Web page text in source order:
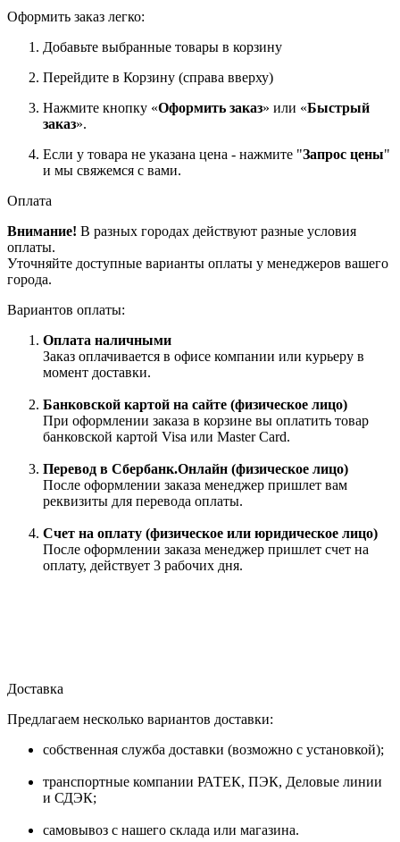
Оформить заказ легко:
Добавьте выбранные товары в корзину
Перейдите в Корзину (справа вверху)
Нажмите кнопку «Оформить заказ» или «Быстрый
заказ».
Если у товара не указана цена - нажмите "Запрос цены"
и мы свяжемся с вами.
Оплата
Внимание! В разных городах действуют разные условия
оплаты.
Уточняйте доступные варианты оплаты у менеджеров вашего
города.
Вариантов оплаты:
Оплата наличными
Заказ оплачивается в офисе компании или курьеру в
момент доставки.
Банковской картой на сайте (физическое лицо)
При оформлении заказа в корзине вы оплатить товар
банковской картой Visa или Master Card.
Перевод в Сбербанк.Онлайн (физическое лицо)
После оформлении заказа менеджер пришлет вам
реквизиты для перевода оплаты.
Счет на оплату (физическое или юридическое лицо)
После оформлении заказа менеджер пришлет счет на
оплату, действует 3 рабочих дня.
Доставка
Предлагаем несколько вариантов доставки:
собственная служба доставки (возможно с установкой);
транспортные компании РАТЕК, ПЭК, Деловые линии
и СДЭК;
самовывоз с нашего склада или магазина.